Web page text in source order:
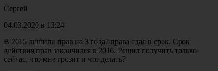
Сергей
04.03.2020 в 13:24
В 2015 лишили прав на 3 года? права сдал в срок. Срок
действия прав закончился в 2016. Решил получить только
сейчас, что мне грозит и что делать?